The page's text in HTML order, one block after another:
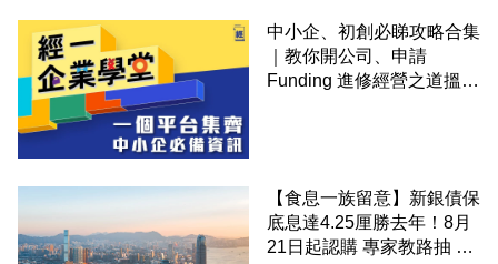
中小企、初創必睇攻略合集
｜教你開公司、申請
Funding 進修經營之道搵大
【食息一族留意】新銀債保
底息達4.25厘勝去年！8月
21日起認購 專家教路抽 20